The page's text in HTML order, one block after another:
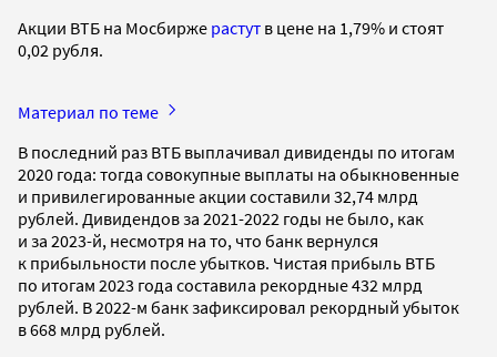
Акции ВТБ на Мосбирже растут в цене на 1,79% и стоят
0,02 рубля.
Материал по теме
В последний раз ВТБ выплачивал дивиденды по итогам
2020 года: тогда совокупные выплаты на обыкновенные
и привилегированные акции составили 32,74 млрд
рублей. Дивидендов за 2021-2022 годы не было, как
и за 2023-й, несмотря на то, что банк вернулся
к прибыльности после убытков. Чистая прибыль ВТБ
по итогам 2023 года составила рекордные 432 млрд
рублей. В 2022-м банк зафиксировал рекордный убыток
в 668 млрд рублей.